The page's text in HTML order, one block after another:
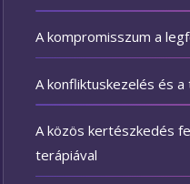
A kompromisszum a
A konfliktuskezelés és
A közös kertészkedés
terápiával